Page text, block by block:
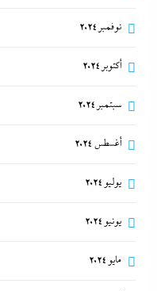
نوفمبر 2024
أكتوبر 2024
سبتمبر 2024
أغسطس 2024
يوليو 2024
يونيو 2024
مايو 2024